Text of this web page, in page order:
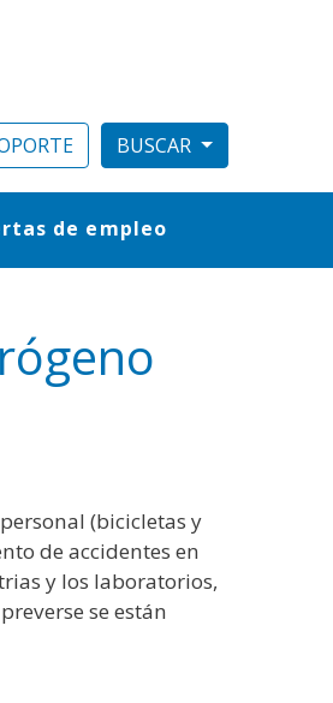
de empleo
(bicicletas y
de accidentes en
y los laboratorios,
se están